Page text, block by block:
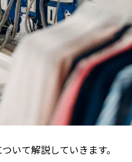
いて解説していきます。